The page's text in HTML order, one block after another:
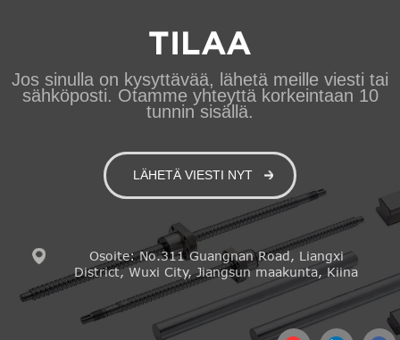
TILAA
Jos sinulla on kysyttävää, lähetä meille viesti tai
sähköposti. Otamme yhteyttä korkeintaan 10
tunnin sisällä.
LÄHETÄ VIESTI NYT
Osoite: No.311 Guangnan Road, Liangxi
District, Wuxi City, Jiangsun maakunta, Kiina